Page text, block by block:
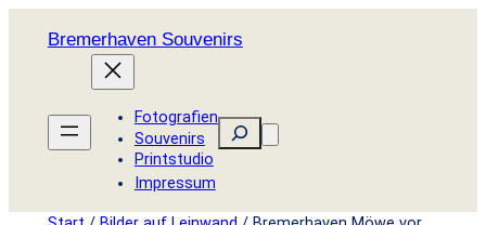
InhaltBremerhaven Souvenirs
Fotografien
Souvenirs
Printstudio
Impressum
Suchen